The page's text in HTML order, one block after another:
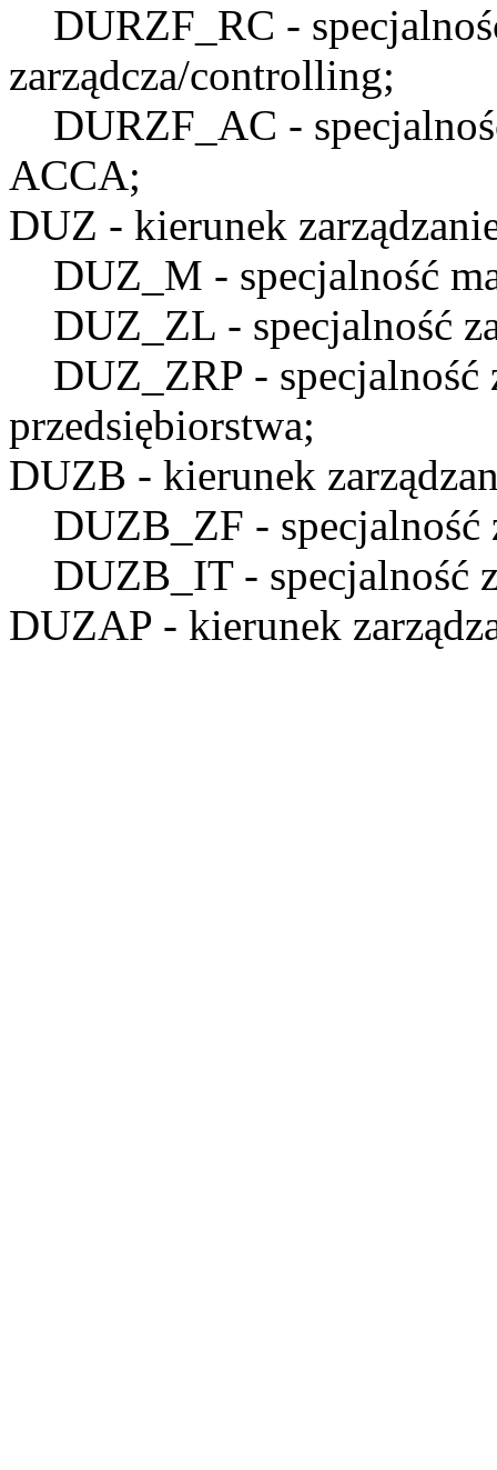
DURZF_RC -
zarządcza/controlling;
DURZF_AC -
ACCA;
DUZ - kierunek
DUZ_M - specjalność
DUZ_ZL - specjalność
DUZ_ZRP - specjalność
przedsiębiorstwa;
DUZB - kierunek
DUZB_ZF - specjalność
DUZB_IT- specjalność
DUZAP - kierunek